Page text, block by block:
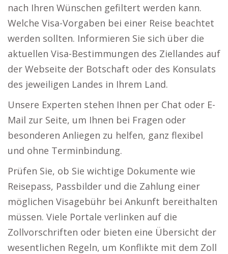
nach Ihren Wünschen gefiltert werden kann.
Welche Visa-Vorgaben bei einer Reise beachtet
werden sollten. Informieren Sie sich über die
aktuellen Visa-Bestimmungen des Ziellandes auf
der Webseite der Botschaft oder des Konsulats
des jeweiligen Landes in Ihrem Land.
Unsere Experten stehen Ihnen per Chat oder E-
Mail zur Seite, um Ihnen bei Fragen oder
besonderen Anliegen zu helfen, ganz flexibel
und ohne Terminbindung.
Prüfen Sie, ob Sie wichtige Dokumente wie
Reisepass, Passbilder und die Zahlung einer
möglichen Visagebühr bei Ankunft bereithalten
müssen. Viele Portale verlinken auf die
Zollvorschriften oder bieten eine Übersicht der
wesentlichen Regeln, um Konflikte mit dem Zoll